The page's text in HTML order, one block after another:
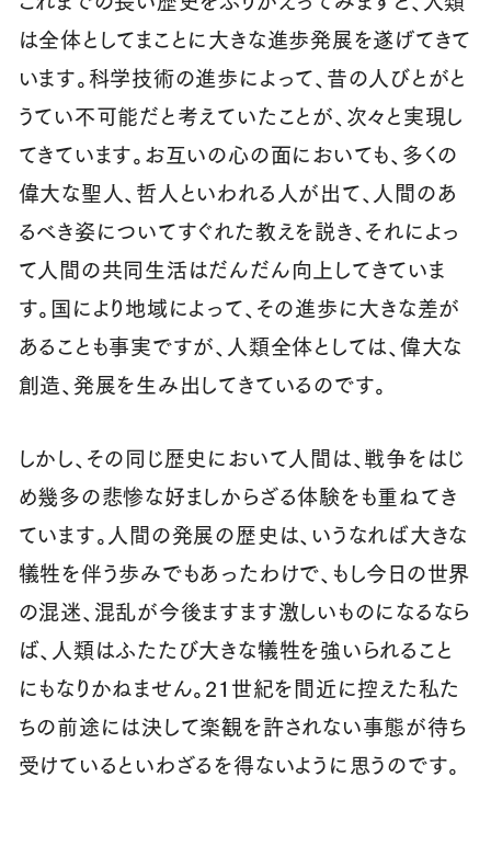
は全体としてまことに大きな進歩発展を遂げてきて
います。科学技術の進歩によって、昔の人びとがと
うてい不可能だと考えていたことが、次々と実現し
てきています。お互いの心の面においても、多くの
偉大な聖人、哲人といわれる人が出て、人間のあ
るべき姿についてすぐれた教えを説き、それによっ
て人間の共同生活はだんだん向上してきていま
す。国により地域によって、その進歩に大きな差が
あることも事実ですが、人類全体としては、偉大な
創造、発展を生み出してきているのです。
しかし、その同じ歴史において人間は、戦争をはじ
め幾多の悲惨な好ましからざる体験をも重ねてき
ています。人間の発展の歴史は、いうなれば大きな
犠牲を伴う歩みでもあったわけで、もし今日の世界
の混迷、混乱が今後ますます激しいものになるなら
ば、人類はふたたび大きな犠牲を強いられること
にもなりかねません。21世紀を間近に控えた私た
ちの前途には決して楽観を許されない事態が待ち
受けているといわざるを得ないように思うのです。